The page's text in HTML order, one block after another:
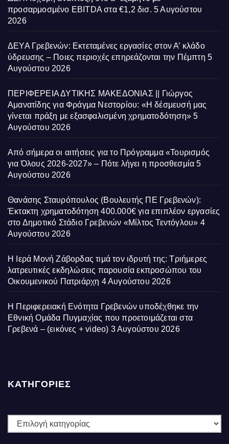
προσαρμοσμένο EBITDA στα €1,2 δισ. 5 Αυγούστου
2026
ΔΕΥΑ Γρεβενών: Εκτεταμένες εργασίες στον Α’ κλάδο
ύδρευσης – Ποιες περιοχές επηρεάζονται την Πέμπτη 5
Αυγούστου 2026
ΠΕΡΙΦΕΡΕΙΑ ΔΥΤΙΚΗΣ ΜΑΚΕΔΟΝΙΑΣ || Γιώργος
Αμανατίδης για Φράγμα Νεστορίου: «Η δέσμευσή μας
γίνεται πράξη με εξασφαλισμένη χρηματοδότηση» 5
Αυγούστου 2026
Από σήμερα οι αιτήσεις για το Πρόγραμμα «Τουρισμός
για Όλους 2026-2027» – Πότε λήγει η προσθεσμία 5
Αυγούστου 2026
Θανάσης Σταυρόπουλος (Βουλευτής ΠΕ Γρεβενών):
Έκτακτη χρηματοδότηση 400.000€ για επιπλέον εργασίες
στο Δημοτικό Στάδιο Γρεβενών «Μίλτος Τεντόγλου» 4
Αυγούστου 2026
Η Ιερά Μονή Ζάβορδας τιμά τον ιδρυτή της: Τριήμερες
λατρευτικές εκδηλώσεις παρουσία εκπροσώπου του
Οικουμενικού Πατριάρχη 4 Αυγούστου 2026
Η Περιφερειακή Ενότητα Γρεβενών υποδέχθηκε την
Εθνική Ομάδα Πυγμαχίας που προετοιμάζεται στα
Γρεβενά – (εικόνες + video) 3 Αυγούστου 2026
ΚΑΤΗΓΟΡΙΕΣ
ΚΑΤΗΓΟΡΙΕΣ